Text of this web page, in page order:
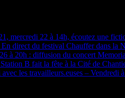
mercredi 22 à 14h, écoutez une
direct du festival Chauffer dans la
à 20h : diffusion du concert
B fait la fête à la Cité de
les travailleurs.euses – Vendredi